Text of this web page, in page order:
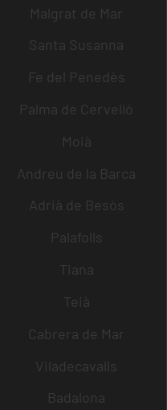
Malgrat de Mar
Santa Susanna
Fe del Penedès
Palma de Cervelló
Moià
Andreu de la Barca
Adrià de Besòs
Palafolls
Tiana
Teià
Cabrera de Mar
Viladecavalls
Badalona